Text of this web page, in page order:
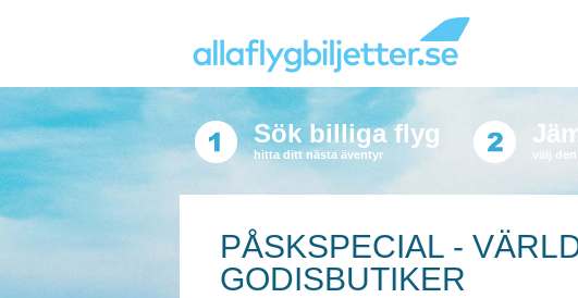
Sök billiga flyg
hitta ditt nästa äventyr välj
PÅSKSPECIAL -
GODISBUTIKER